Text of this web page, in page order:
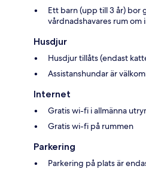
Ett barn (upp till 3 år) bor
vårdnadshavares rum om
Husdjur
Husdjur tillåts (endast
Assistanshundar är
Internet
Gratis wi-fi i allmänna
Gratis wi-fi på rummen
Parkering
Parkering på plats är